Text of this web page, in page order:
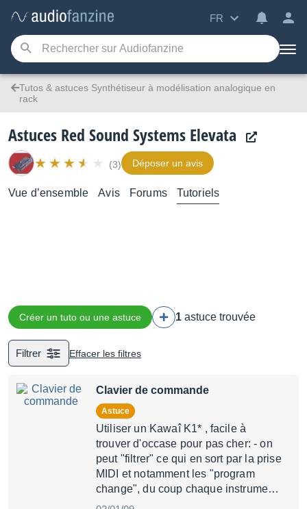
FR
Tutos & astuces Synthétiseur à modélisation analogique en
rack
Astuces Red Sound Systems Elevata
(3) Déposer un avis
Vue d’ensemble Avis Forums Tutoriels
Créer un tuto ou une astuce 1 astuce trouvée
Filtrer Effacer les filtres
Clavier de commande
Astuce
Utiliser un Kawaî K1* , facile à
trouver d'occase pour pas cher: - on
peut "filtrer" ce qui en sort par la prise
MIDI et notamment les "program
change", du coup chaque instrume…